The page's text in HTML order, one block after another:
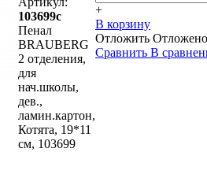
103699с
Пенал
BRAUBERG
2 отделения,
для
нач.школы,
дев.,
ламин.картон,
Котята, 19*11
см, 103699
+
В корзину
Отложить Отложено
Сравнить В